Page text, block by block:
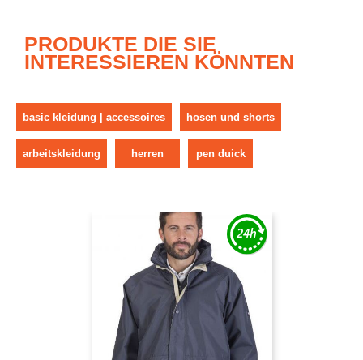
PRODUKTE DIE SIE
INTERESSIEREN KÖNNTEN
basic kleidung | accessoires hosen und shorts
arbeitskleidung herren pen duick